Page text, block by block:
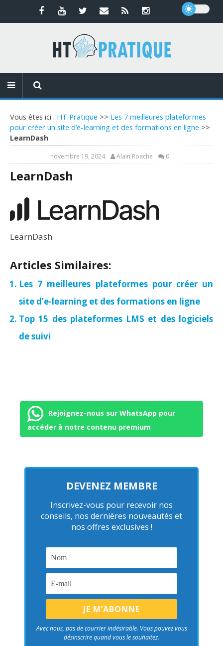
Vous êtes ici : HT Pratique >> Les 7 meilleures plateformes
pour créer un site d’e-learning et des formations en ligne >>
LearnDash
novembre 19, 2024 Alain Roache 0
LearnDash
LearnDash
Articles Similaires:
Les 7 meilleures plateformes pour créer un
site d’e-learning et des formations en ligne
Top 15 des plateformes LMS et des logiciels
de suivi
Rejoignez-nous sur WhatsApp pour
accéder à notre contenu premium
DEVENEZ MEMBRE
Inscrivez-vous pour recevoir nos
conseils, nos dernières nouveautés et
nos offres exclusives !
Avec nous, pas de courrier indésirable. Vous pouvez vous
désinscrire quand vous le souhaitez.